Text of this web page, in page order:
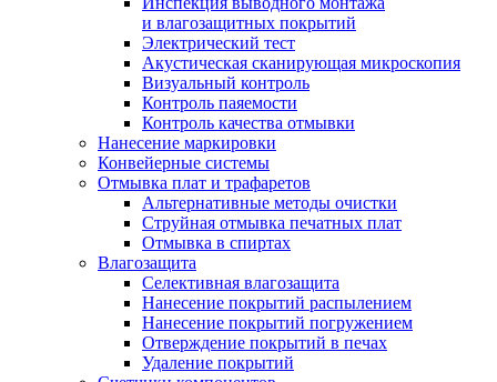
и влагозащитных покрытий
Электрический тест
Акустическая сканирующая микроскопия
Визуальный контроль
Контроль паяемости
Контроль качества отмывки
Нанесение маркировки
Конвейерные системы
Отмывка плат и трафаретов
Альтернативные методы очистки
Струйная отмывка печатных плат
Отмывка в спиртах
Влагозащита
Селективная влагозащита
Нанесение покрытий распылением
Нанесение покрытий погружением
Отверждение покрытий в печах
Удаление покрытий